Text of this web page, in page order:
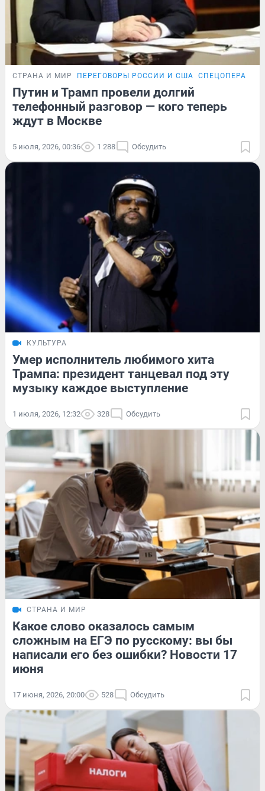
СТРАНА И МИР ПЕРЕГОВОРЫ РОССИИ И США
Путин и Трамп провели долгий
телефонный разговор — кого теперь
ждут в Москве
5 июля, 2026, 00:36 1 288 Обсудить
КУЛЬТУРА
Умер исполнитель любимого хита
Трампа: президент танцевал под эту
музыку каждое выступление
1 июля, 2026, 12:32 328 Обсудить
СТРАНА И МИР
Какое слово оказалось самым
сложным на ЕГЭ по русскому: вы бы
написали его без ошибки? Новости 17
июня
17 июня, 2026, 20:00 528 Обсудить